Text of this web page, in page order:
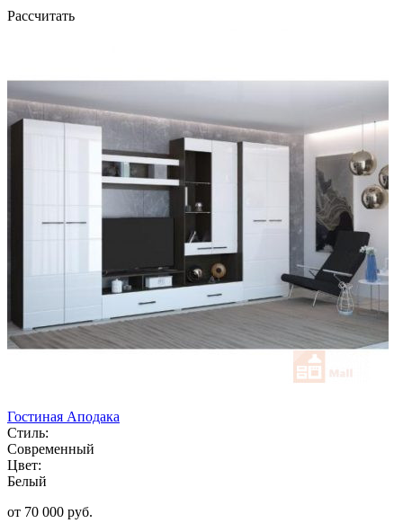
Рассчитать
Гостиная Аподака
Стиль:
Современный
Цвет:
Белый
от 70 000 руб.